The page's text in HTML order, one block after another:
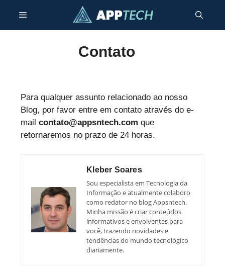
o
Menu
Contato
Para qualquer assunto relacionado ao nosso
Blog, por favor entre em contato através do e-
mailcontato@appsntech.com que
retornaremos no prazo de 24 horas.
Kleber Soares
Sou especialista em Tecnologia da
Informação e atualmente colaboro
como redator no blog Appsntech.
Minha missão é criar conteúdos
informativos e envolventes para
você, trazendo novidades e
tendências do mundo tecnológico
diariamente.